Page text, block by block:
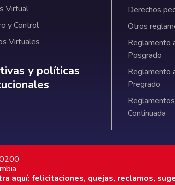
Virtual
y Control
Virtuales
y políticas institucionales
y políticas
Derechos
Otros
Reglamento
Posgrado
Reglamento
Pregrado
Continuada
aquí: felicitaciones, quejas, reclamos,